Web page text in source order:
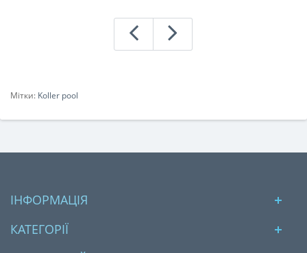
Мітки: Koller pool
ІНФОРМАЦІЯ
КАТЕГОРІЇ